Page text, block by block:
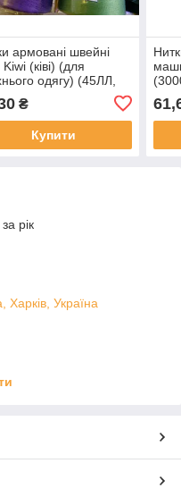
армовані швейні
(ківі) (для
одягу) (45ЛЛ,
₴
Купити
рік
Харків, Україна